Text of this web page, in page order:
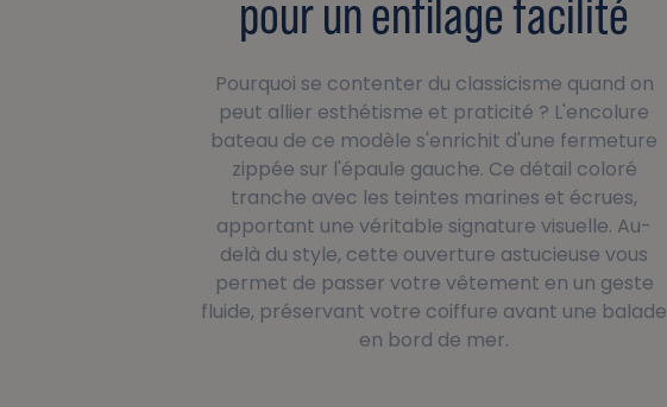
pour un enfilage facilité
Pourquoi se contenter du classicisme quand on
peut allier esthétisme et praticité ? L'encolure
bateau de ce modèle s'enrichit d'une fermeture
zippée sur l'épaule gauche. Ce détail coloré
tranche avec les teintes marines et écrues,
apportant une véritable signature visuelle. Au-
delà du style, cette ouverture astucieuse vous
permet de passer votre vêtement en un geste
fluide, préservant votre coiffure avant une balade
en bord de mer.